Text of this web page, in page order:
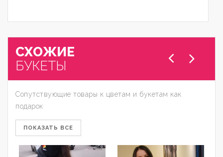
СХОЖИЕ
БУКЕТЫ
Сопутствующие товары к цветам и букетам как
подарок
ПОКАЗАТЬ ВСЕ